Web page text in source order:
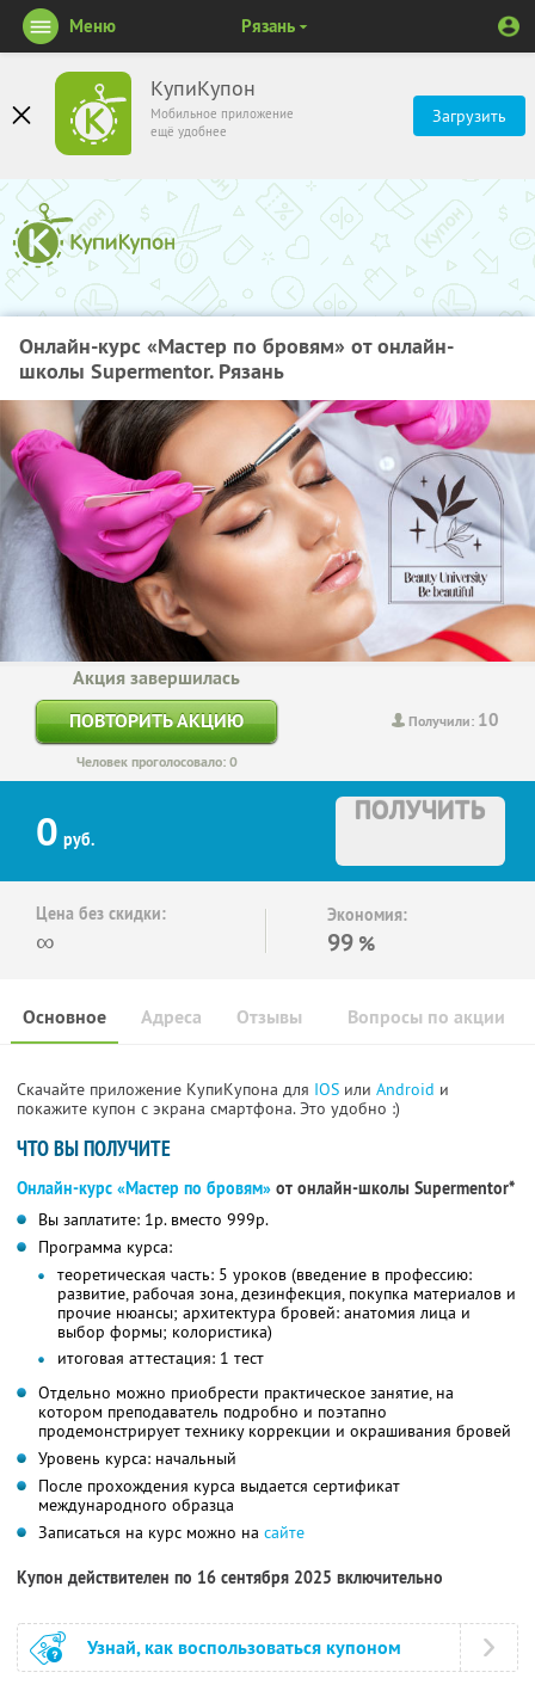
КупиКупон
Мобильное приложение
ещё удобнее
Загрузить
Меню Рязань
Онлайн-курс «Мастер по бровям» от онлайн-
школы Supermentor. Рязань
Получили: 10
Акция завершилась
ПОВТОРИТЬ АКЦИЮ
Человек проголосовало: 0
0 руб.
ПОЛУЧИТЬ
Цена без скидки:
∞
Экономия:
99 %
Основное Отзывы Вопросы по акции
Адреса
Скачайте приложение КупиКупона для IOS или Android и
покажите купон с экрана смартфона. Это удобно :)
ЧТО ВЫ ПОЛУЧИТЕ
Онлайн-курс «Мастер по бровям» от онлайн-школы Supermentor*
Вы заплатите: 1р. вместо 999р.
Программа курса:
теоретическая часть: 5 уроков (введение в профессию:
развитие, рабочая зона, дезинфекция, покупка материалов и
прочие нюансы; архитектура бровей: анатомия лица и
выбор формы; колористика)
итоговая аттестация: 1 тест
Отдельно можно приобрести практическое занятие, на
котором преподаватель подробно и поэтапно
продемонстрирует технику коррекции и окрашивания бровей
Уровень курса: начальный
После прохождения курса выдается сертификат
международного образца
Записаться на курс можно на сайте
Купон действителен по 16 сентября 2025 включительно
Узнай, как воспользоваться купоном